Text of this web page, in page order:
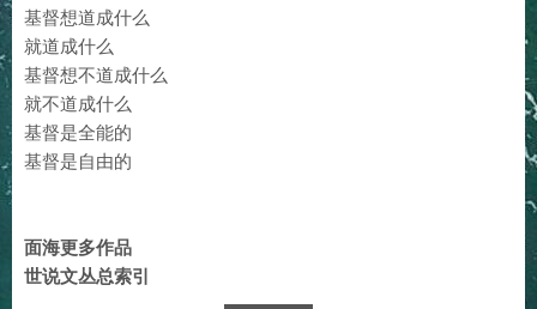
基督想道成什么
就道成什么
基督想不道成什么
就不道成什么
基督是全能的
基督是自由的
面海更多作品
世说文丛总索引